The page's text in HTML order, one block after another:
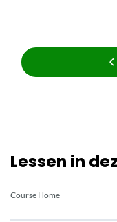
Lessen in
Course Home